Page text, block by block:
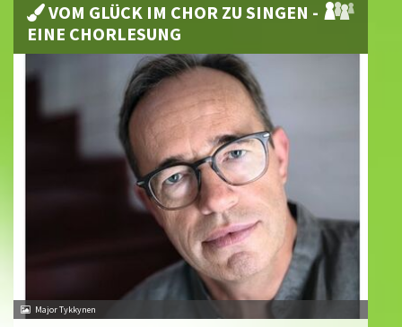
VOM GLÜCK IM CHOR ZU SINGEN -
EINE CHORLESUNG
Major Tykkynen